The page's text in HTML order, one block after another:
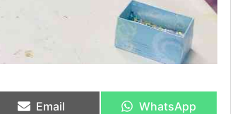
en
Email
en
WhatsApp
en
en